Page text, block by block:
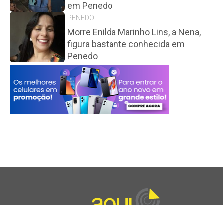
em Penedo
PENEDO
Morre Enilda Marinho Lins, a Nena,
figura bastante conhecida em
Penedo